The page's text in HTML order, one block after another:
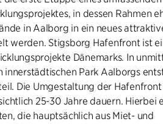
in dessen Rahmen
in Aalborg in ein neues
werden. Stigsborg Hafenfront ist
Dänemarks. In
innerstädtischen Park Aalborgs
Die Umgestaltung der
25-30 Jahre dauern. Hierbei
die hauptsächlich aus Miet- und